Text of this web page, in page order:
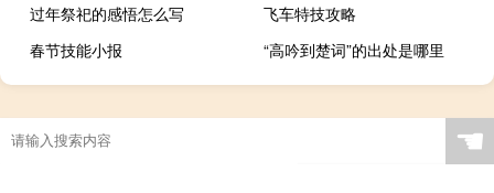
过年祭祀的感悟怎么写
飞车特技攻略
春节技能小报
“高吟到楚词”的出处是哪里
☚